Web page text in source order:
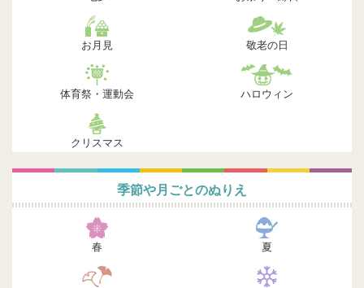
お月見 敬老の日
体育祭・運動会 ハロウィン
クリスマス
季節や月ごとのぬりえ
春 夏